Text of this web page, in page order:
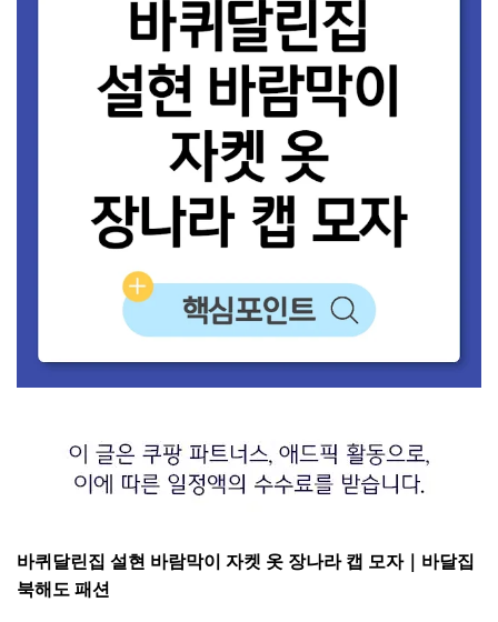
바퀴달린집 설현 바람막이 자켓 옷 장나라 캡 모자｜바달집
북해도 패션